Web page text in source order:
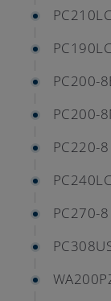
PC200-
PC200-
PC220-
PC270-